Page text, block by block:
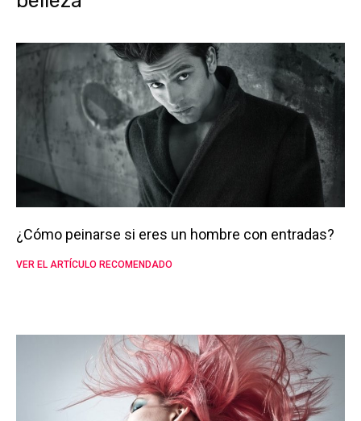
¿Cómo peinarse si eres un hombre con entradas?
VER EL ARTÍCULO RECOMENDADO